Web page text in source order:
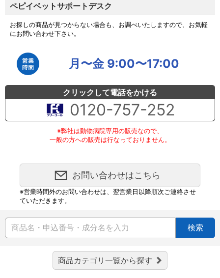
ペピイベットサポートデスク
お探しの商品が見つからない場合も、お調べいたしますので、お気軽
にお問い合わせ下さい。
月〜金 9:00〜17:00
クリックして電話をかける
0120-757-252
※弊社は動物病院専用の販売なので、
一般の方への販売は行なっておりません。
お問い合わせはこちら
※営業時間外のお問い合わせは、翌営業日以降順次ご連絡させ
ていただきます。
検索
商品カテゴリ一覧から探す